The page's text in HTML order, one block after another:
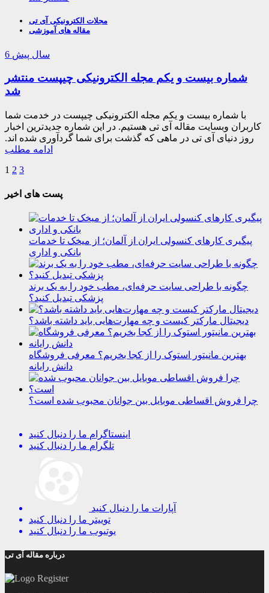
مجلات الکترونیکی آی تی
مقاله های آموزشی
6 سال پیش
شماره بیست و یکم مجله الکترونیکی چیپست منتشر
شد
با شماره بیست و یکم مجله الکترونیکی چیپست در خدمت شما
کاربران وبسایت مقاله آی تی هستیم. در این شماره جدیدترین اخبار
روز دنیای آی تی در ماهی که گذشت برای شما گردآوری شده اند.
ادامه مطلب
1 2 3
پست های اخیر
پیگیری کارهای کنسولی ایران از آلمان؛ از میخک تا خدمات
بانکی و اداری
چگونه با طراحی سایت حرفه‌ای، مطب خود را به یک برند
پزشکی تبدیل کنید؟
دیجیتال مارکتر کیست و چه مهارت‌هایی باید داشته باشد؟
بهترین مانیتور استوک را از کجا بخریم؟ معرفی فروشگاه
دانش رایانه
چرا فروش اقساطی موبایل بین جوانان محبوب شده است؟
اینستاگرام ما را دنبال کنید
تلگرام ما را دنبال کنید
آپارات ما را دنبال کنید
توییتر ما را دنبال کنید
یوتیوب ما را دنبال کنید
درباره مقاله آی تی